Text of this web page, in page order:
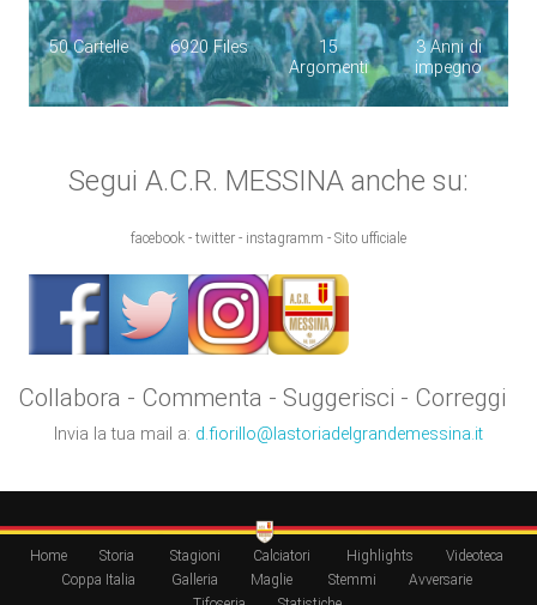
50 Cartelle 6920 Files
15
Argomenti
3 Anni di
impegno
Segui A.C.R. MESSINA anche su:
facebook - twitter - instagramm - Sito ufficiale
Collabora - Commenta - Suggerisci - Correggi
Invia la tua mail a: d.fiorillo@lastoriadelgrandemessina.it
Home Storia Stagioni Calciatori Highlights
Videoteca
Coppa Italia
Galleria Maglie Stemmi
Avversarie